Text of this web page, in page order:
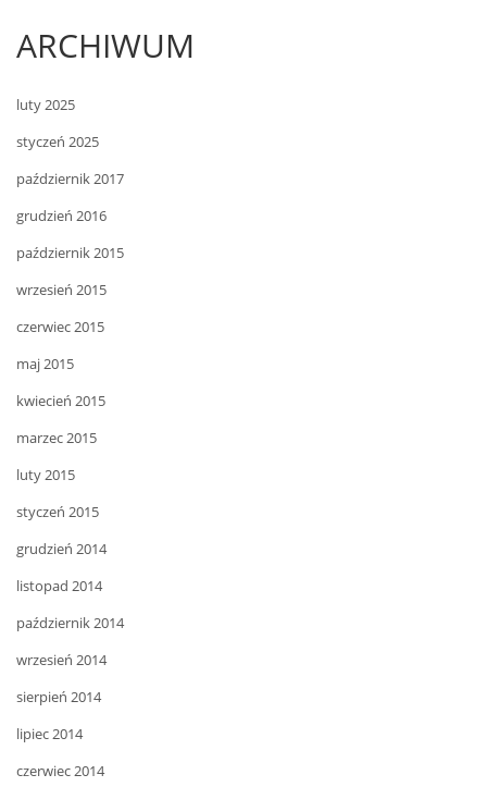
ARCHIWUM
luty 2025
styczeń 2025
październik 2017
grudzień 2016
październik 2015
wrzesień 2015
czerwiec 2015
maj 2015
kwiecień 2015
marzec 2015
luty 2015
styczeń 2015
grudzień 2014
listopad 2014
październik 2014
wrzesień 2014
sierpień 2014
lipiec 2014
czerwiec 2014